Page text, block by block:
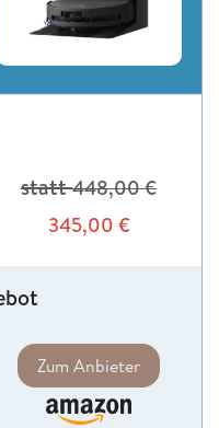
statt448,00€
345,00 €
Zum Anbieter